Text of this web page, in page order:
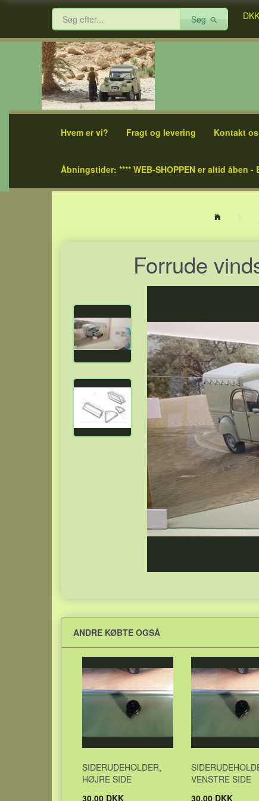
Søg DKK
Hvem er vi? Fragt og levering Kontakt
Åbningstider: **** WEB-SHOPPEN er altid åben
Forrude
ANDRE KØBTE OGSÅ
SIDERUDEHOLDER,
HØJRE SIDE
30,00 DKK
VENSTRE SIDE
30,00 DKK